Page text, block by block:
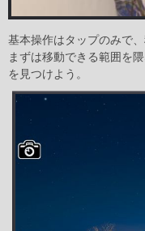
基本操作はタップのみで
まずは移動できる範囲を
を見つけよう。